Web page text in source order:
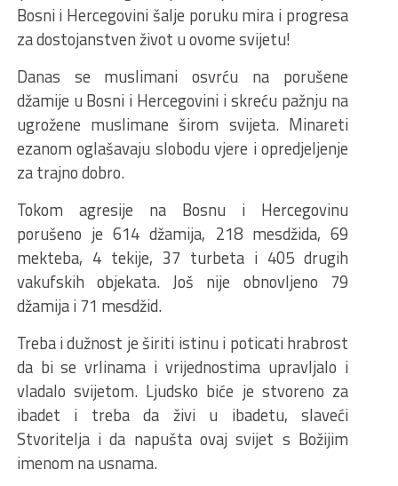
Bosni i Hercegovini šalje poruku mira i progresa
za dostojanstven život u ovome svijetu!
Danas se muslimani osvrću na porušene
džamije u Bosni i Hercegovini i skreću pažnju na
ugrožene muslimane širom svijeta. Minareti
ezanom oglašavaju slobodu vjere i opredjeljenje
za trajno dobro.
Tokom agresije na Bosnu i Hercegovinu
porušeno je 614 džamija, 218 mesdžida, 69
mekteba, 4 tekije, 37 turbeta i 405 drugih
vakufskih objekata. Još nije obnovljeno 79
džamija i 71 mesdžid.
Treba i dužnost je širiti istinu i poticati hrabrost
da bi se vrlinama i vrijednostima upravljalo i
vladalo svijetom. Ljudsko biće je stvoreno za
ibadet i treba da živi u ibadetu, slaveći
Stvoritelja i da napušta ovaj svijet s Božijim
imenom na usnama.